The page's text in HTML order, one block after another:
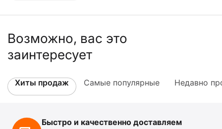
Возможно, вас это
заинтересует
Хиты продаж Самые популярные Недавно
Быстро и качественно доставляем